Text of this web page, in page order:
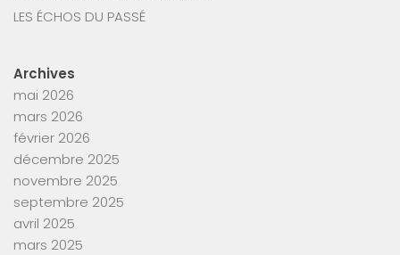
LES ÉCHOS DU PASSÉ
Archives
mai 2026
mars 2026
février 2026
décembre 2025
novembre 2025
septembre 2025
avril 2025
mars 2025